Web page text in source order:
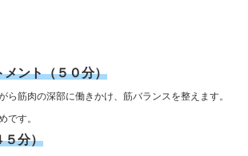
メント（５０分）
ら筋肉の深部に働きかけ、筋バランスを整えます。
です。
５分）